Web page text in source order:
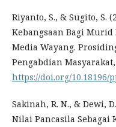
Riyanto, S., & Sugito, S.
Kebangsaan Bagi
Media Wayang.
Pengabdian Masyarakat,
https://doi.org/10.18196/
Sakinah, R. N., & Dewi,
Nilai Pancasila Sebagai